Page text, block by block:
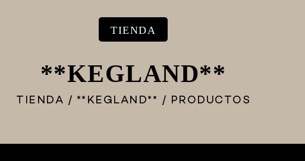
TIENDA
**KEGLAND**
TIENDA / **KEGLAND** / PRODUCTOS